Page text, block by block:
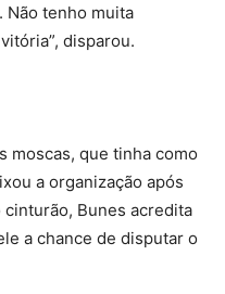
Não tenho muita
disparou.
moscas, que tinha como
a organização após
Bunes acredita
a chance de disputar o